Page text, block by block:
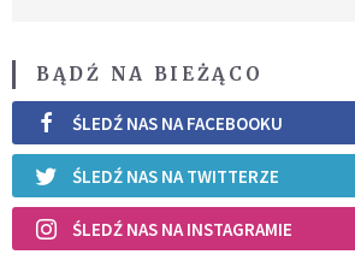
BĄDŹ NA BIEŻĄCO
ŚLEDŹ NAS NA FACEBOOKU
ŚLEDŹ NAS NA TWITTERZE
ŚLEDŹ NAS NA INSTAGRAMIE